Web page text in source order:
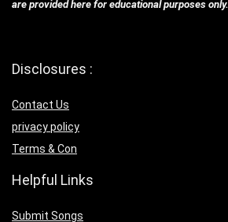
are provided here for educational purposes only.
Disclosures :
Contact Us
privacy policy
Terms & Con
Helpful Links
Submit Songs